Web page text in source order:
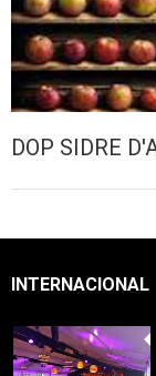
DOP SIDRE
INTERNACIONAL